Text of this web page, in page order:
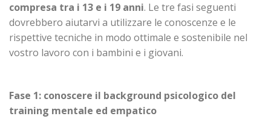
compresa tra i 13 e i 19 anni. Le tre fasi seguenti
dovrebbero aiutarvi a utilizzare le conoscenze e le
rispettive tecniche in modo ottimale e sostenibile nel
vostro lavoro con i bambini e i giovani.
Fase 1: conoscere il background psicologico del
training mentale ed empatico